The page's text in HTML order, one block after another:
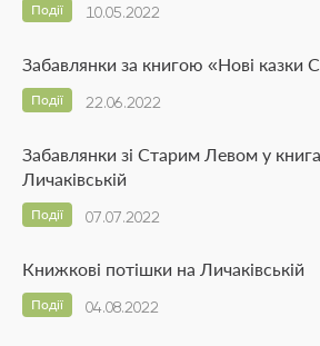
10.05.2022
Події
Забавлянки за книгою «Нові казки
22.06.2022
Події
Забавлянки зі Старим Левом у
Личаківській
07.07.2022
Події
Книжкові потішки на Личаківській
04.08.2022
Події